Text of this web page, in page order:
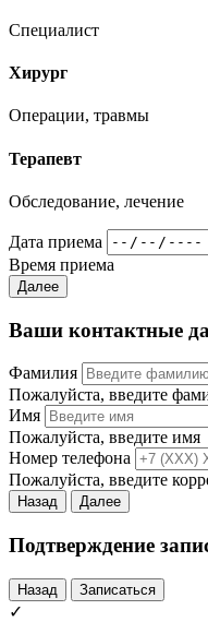
Специалист
Хирург
Операции, травмы
Терапевт
Обследование, лечение
Дата приема
Время приема
Далее
Ваши контактные
Фамилия
Пожалуйста, введите
Имя
Пожалуйста, введите имя
Номер телефона
Пожалуйста, введите
Назад Далее
Подтверждение
Назад Записаться
✓